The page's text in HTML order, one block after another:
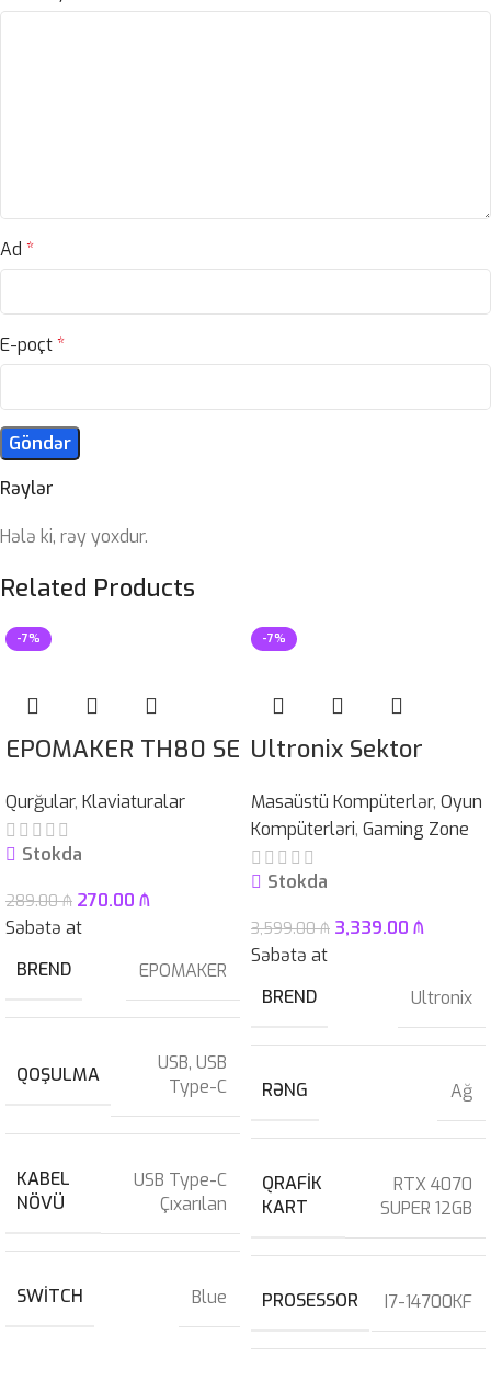
Rəylər
Hələ ki, rəy yoxdur.
Ad *
E-poçt*
Related Products
-7%
EPOMAKER TH80 SE
Qurğular, Klaviaturalar
Stokda
289.00₼ 270.00 ₼
Səbətə at
BREND
EPOMAKER
QOŞULMA USB, USB
Type-C
KABEL
NÖVÜ
USB Type-C
Çıxarılan
SWITCH Blue
-7%
Ultronix Sektor
Masaüstü Kompüterlər, Oyun
Kompüterləri, Gaming Zone
Stokda
3,599.00₼ 3,339.00 ₼
Səbətə at
BREND
Ultronix
RƏNG Ağ
QRAFIK
KART
RTX 4070
SUPER 12GB
PROSESSOR I7-14700KF